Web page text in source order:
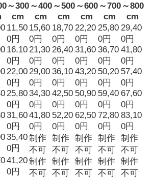
～300
cm
～400
cm
～500
cm
～600
cm
～700
cm
～800
cm
11,50
0円
15,60
0円
18,70
0円
22,20
0円
25,80
0円
29,40
0円
16,10
0円
21,30
0円
26,40
0円
31,60
0円
36,70
0円
41,80
0円
22,00
0円
29,00
0円
36,10
0円
43,20
0円
50,20
0円
57,40
0円
25,80
0円
34,30
0円
42,50
0円
50,90
0円
59,40
0円
67,60
0円
31,60
0円
41,80
0円
52,20
0円
62,50
0円
72,80
0円
83,10
0円
35,40
0円
制作
不可
制作
不可
制作
不可
制作
不可
制作
不可
41,20
0円
制作
不可
制作
不可
制作
不可
制作
不可
制作
不可